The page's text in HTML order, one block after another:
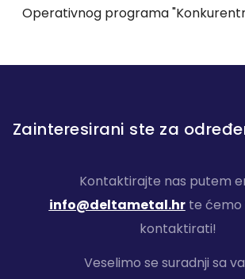
Operativnog programa
Zainteresirani ste za
Kontaktirajte nas putem
info@deltametal.hrte ćemo
kontaktirati!
Veselimo se suradnji sa